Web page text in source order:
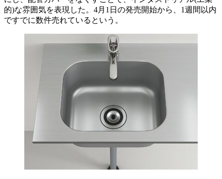
的)な雰囲気を表現した。4月1日の発売開始から、1週間以内
ですでに数件売れているという。